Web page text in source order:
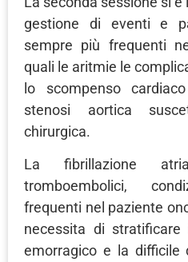
gestione di eventi e
sempre più frequenti
quali le aritmie le
lo scompenso
stenosi aortica
chirurgica.
La fibrillazione
tromboembolici,
frequenti nel paziente
necessita di
emorragico e la difficile